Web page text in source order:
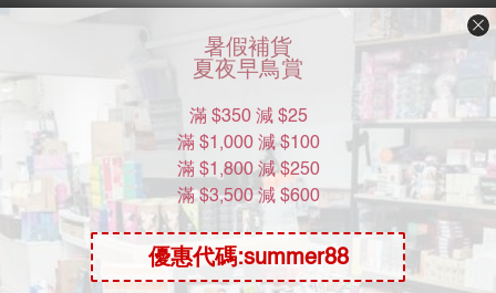
EROS Arnica & Clove 草本精
華 助勃增硬刺激噴霧 30ml
HK$198.00